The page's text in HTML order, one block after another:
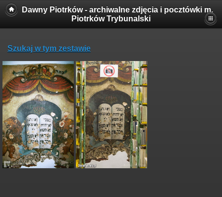
Dawny Piotrków - archiwalne zdjęcia i pocztówki m.
Piotrków Trybunalski
Szukaj w tym zestawie